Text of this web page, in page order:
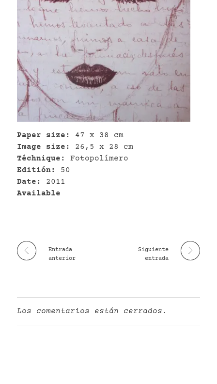
Paper size:
47 x 38 cm
Image size:
26,5 x 28 cm
Téchnique:
Fotopolímero
Editión:
50
Date:
2011
Available
Entrada
anterior
Siguiente
entrada
Los comentarios están cerrados.